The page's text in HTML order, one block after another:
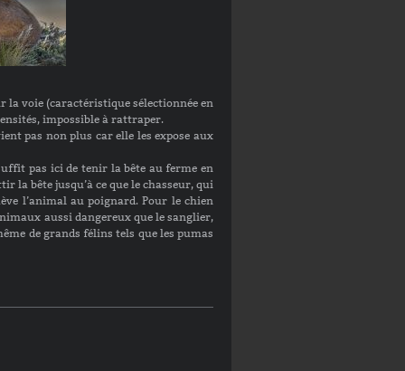
la voie (caractéristique sélectionnée en
impossible à rattraper.
pas non plus car elle les expose aux
pas ici de tenir la bête au ferme en
la bête jusqu’à ce que le chasseur, qui
l’animal au poignard. Pour le chien
aussi dangereux que le sanglier,
de grands félins tels que les pumas